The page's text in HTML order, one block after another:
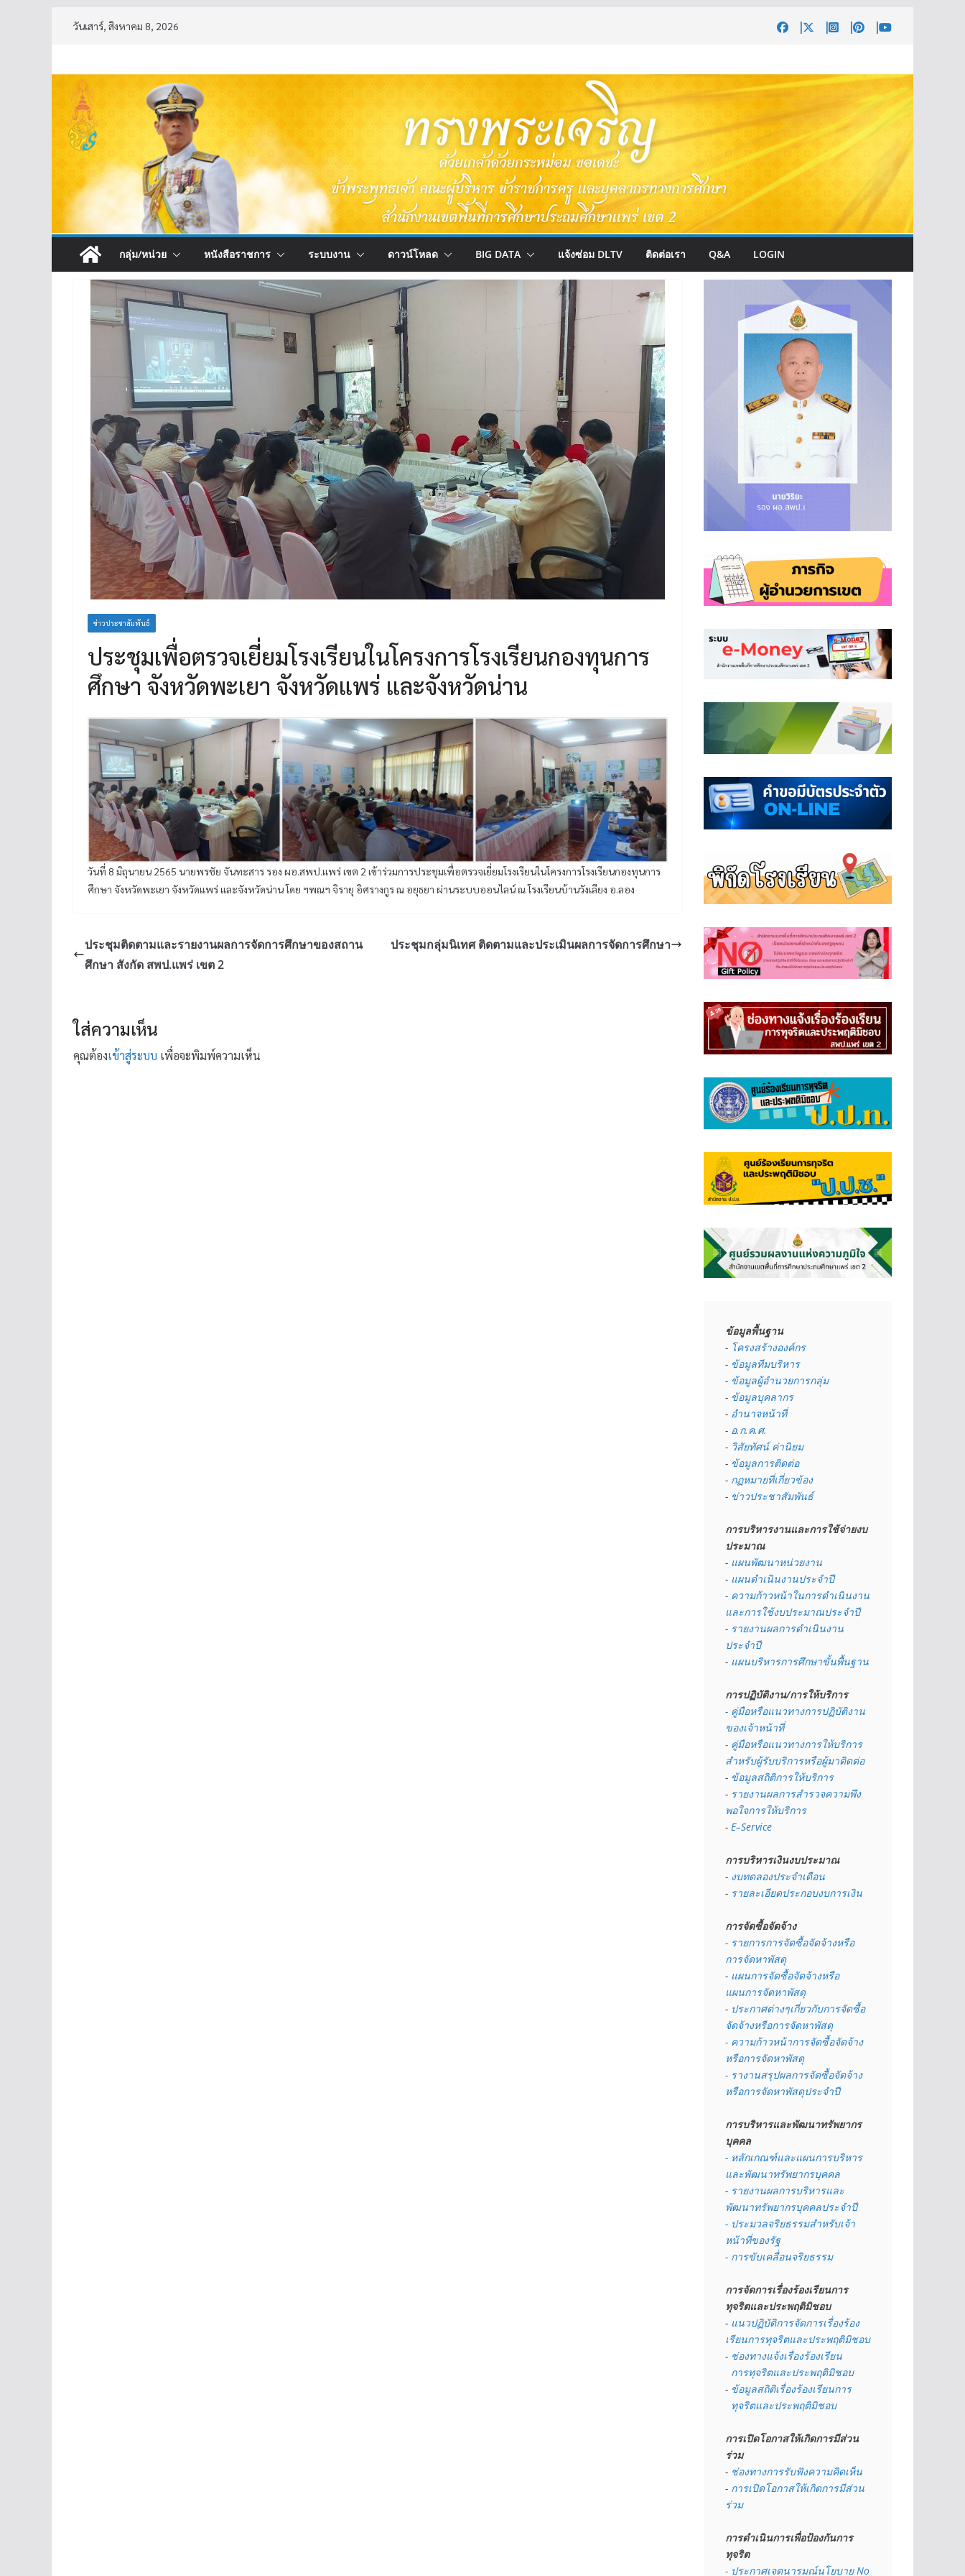
วันเสาร์, สิงหาคม 8, 2026
กลุ่ม/หน่วย หนังสือราชการ ระบบงาน ดาวน์โหลด BIG DATA แจ้งซ่อม DLTV ติดต่อเรา Q&A LOGIN
ข่าวประชาสัมพันธ์
ประชุมเพื่อตรวจเยี่ยมโรงเรียนในโครงการโรงเรียนกองทุนการ
ศึกษา จังหวัดพะเยา จังหวัดแพร่ และจังหวัดน่าน
วันที่ 8 มิถุนายน 2565 นายพรชัย จันทะสาร รอง ผอ.สพป.แพร่ เขต 2 เข้าร่วมการประชุมเพื่อตรวจเยี่ยมโรงเรียนในโครงการโรงเรียนกองทุนการ
ศึกษา จังหวัดพะเยา จังหวัดแพร่ และจังหวัดน่าน โดย ฯพณฯ จิรายุ อิศรางกูร ณ อยุธยา ผ่านระบบออนไลน์ ณ โรงเรียนบ้านวังเลียง อ.ลอง
ประชุมติดตามและรายงานผลการจัดการศึกษาของสถาน
ศึกษา สังกัด สพป.แพร่ เขต 2
ประชุมกลุ่มนิเทศ ติดตามและประเมินผลการจัดการศึกษา
ใส่ความเห็น
คุณต้องเข้าสู่ระบบ เพื่อจะพิมพ์ความเห็น
ข้อมูลพื้นฐาน
- โครงสร้างองค์กร
- ข้อมูลทีมบริหาร
- ข้อมูลผู้อำนวยการกลุ่ม
- ข้อมูลบุคลากร
- อำนาจหน้าที่
- อ.ก.ค.ศ.
- วิสัยทัศน์ ค่านิยม
- ข้อมูลการติดต่อ
- กฏหมายที่เกี่ยวข้อง
- ข่าวประชาสัมพันธ์
การบริหารงานและการใช้จ่ายงบ
ประมาณ
- แผนพัฒนาหน่วยงาน
- แผนดำเนินงานประจำปี
- ความก้าวหน้าในการดำเนินงาน
และการใช้งบประมาณประจำปี
- รายงานผลการดำเนินงาน
ประจำปี
- แผนบริหารการศึกษาขั้นพื้นฐาน
การปฏิบัติงาน/การให้บริการ
- คู่มือหรือแนวทางการปฏิบัติงาน
ของเจ้าหน้าที่
- คู่มือหรือแนวทางการให้บริการ
สำหรับผู้รับบริการหรือผู้มาติดต่อ
- ข้อมูลสถิติการให้บริการ
- รายงานผลการสำรวจความพึง
พอใจการให้บริการ
- E–Service
การบริหารเงินงบประมาณ
- งบทดลองประจำเดือน
- รายละเอียดประกอบงบการเงิน
การจัดซื้อจัดจ้าง
- รายการการจัดซื้อจัดจ้างหรือ
การจัดหาพัสดุ
- แผนการจัดซื้อจัดจ้างหรือ
แผนการจัดหาพัสดุ
- ประกาศต่างๆเกี่ยวกับการจัดซื้อ
จัดจ้างหรือการจัดหาพัสดุ
- ความก้าวหน้าการจัดซื้อจัดจ้าง
หรือการจัดหาพัสดุ
- รางานสรุปผลการจัดซื้อจัดจ้าง
หรือการจัดหาพัสดุประจำปี
การบริหารและพัฒนาทรัพยากร
บุคคล
- หลักเกณฑ์และแผนการบริหาร
และพัฒนาทรัพยากรบุคคล
- รายงานผลการบริหารและ
พัฒนาทรัพยากรบุคคลประจำปี
- ประมวลจริยธรรมสำหรับเจ้า
หน้าที่ของรัฐ
- การขับเคลื่อนจริยธรรม
การจัดการเรื่องร้องเรียนการ
ทุจริตและประพฤติมิชอบ
- แนวปฏิบัติการจัดการเรื่องร้อง
เรียนการทุจริตและประพฤติมิชอบ
- ช่องทางแจ้งเรื่องร้องเรียน
  การทุจริตและประพฤติมิชอบ
- ข้อมูลสถิติเรื่องร้องเรียนการ
  ทุจริตและประพฤติมิชอบ
การเปิดโอกาสให้เกิดการมีส่วน
ร่วม
- ช่องทางการรับฟังความคิดเห็น
- การเปิดโอกาสให้เกิดการมีส่วน
ร่วม
การดำเนินการเพื่อป้องกันการ
ทุจริต
- ประกาศเจตนารมณ์นโยบาย No